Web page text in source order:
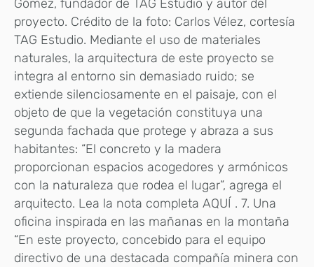
Gómez, fundador de TAG Estudio y autor del
proyecto. Crédito de la foto: Carlos Vélez, cortesía
TAG Estudio. Mediante el uso de materiales
naturales, la arquitectura de este proyecto se
integra al entorno sin demasiado ruido; se
extiende silenciosamente en el paisaje, con el
objeto de que la vegetación constituya una
segunda fachada que protege y abraza a sus
habitantes: “El concreto y la madera
proporcionan espacios acogedores y armónicos
con la naturaleza que rodea el lugar”, agrega el
arquitecto. Lea la nota completa AQUÍ . 7. Una
oficina inspirada en las mañanas en la montaña
“En este proyecto, concebido para el equipo
directivo de una destacada compañía minera con